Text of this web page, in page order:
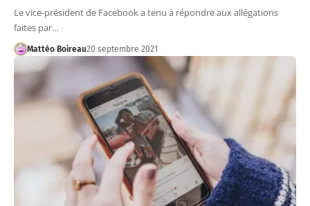
Le vice-président de Facebook a tenu à répondre aux allégations
faites par…
Mattéo Boireau20 septembre 2021